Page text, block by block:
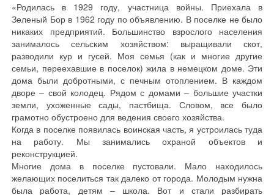
«Родилась в 1929 году, участница войны. Приехала в
Зеленый Бор в 1962 году по объявлению. В поселке не было
никаких предприятий. Большинство взрослого населения
занималось сельским хозяйством: выращивали скот,
разводили кур и гусей. Моя семья (как и многие другие
семьи, переехавшие в поселок) жила в немецком доме. Эти
дома были добротными, с печным отоплением. В каждом
дворе – свой колодец. Рядом с домами – большие участки
земли, ухоженные сады, пастбища. Словом, все было
грамотно обустроено для ведения своего хозяйства.
Когда в поселке появилась воинская часть, я устроилась туда
на работу. Мы занимались охраной объектов и
реконструкцией.
Многие дома в поселке пустовали. Мало находилось
желающих поселиться так далеко от города. Молодым нужна
была работа, детям – школа. Вот и стали разбирать